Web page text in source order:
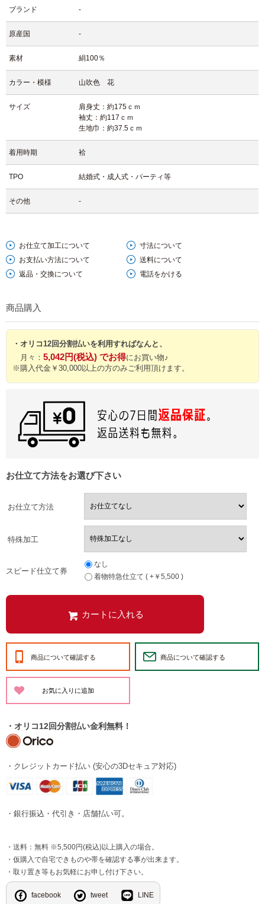
ブランド -
原産国 -
素材 絹100％
カラー・模様 山吹色 花
サイズ
肩身丈：約175ｃｍ
袖丈：約117ｃｍ
生地巾：約37.5ｃｍ
着用時期 袷
TPO 結婚式・成人式・パーティ等
その他 -
お仕立て加工について
寸法について
お支払い方法について
送料について
返品・交換について
電話をかける
商品購入
・オリコ12回分割払いを利用すればなんと、
月々： 5,042円(税込) でお得にお買い物♪
※購入代金￥30,000以上の方のみご利用頂けます。
お仕立て方法をお選び下さい
お仕立て方法
特殊加工
スピード仕立て券
なし
着物特急仕立て ( +￥5,500 )
商品について確認する 商品について確認する
・オリコ12回分割払い金利無料！
・クレジットカード払い (安心の3Dセキュア対応)
・銀行振込・代引き・店舗払い可。
・送料：無料 ※5,500円(税込)以上購入の場合。
・仮購入で自宅できものや帯を確認する事が出来ます。
・取り置き等もお気軽にお申し付け下さい。
facebook tweet LINE